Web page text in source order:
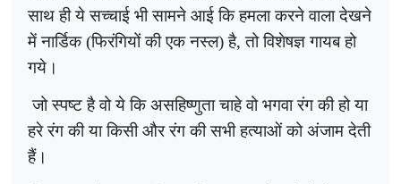
साथ ही ये सच्चाई भी सामने आई कि हमला करने वाला देखने
में नार्डिक (फिरंगियों की एक नस्ल) है, तो विशेषज्ञ गायब हो
गये।
जो स्पष्ट है वो ये कि असहिष्णुता चाहे वो भगवा रंग की हो या
हरे रंग की या किसी और रंग की सभी हत्याओं को अंजाम देती
हैं।